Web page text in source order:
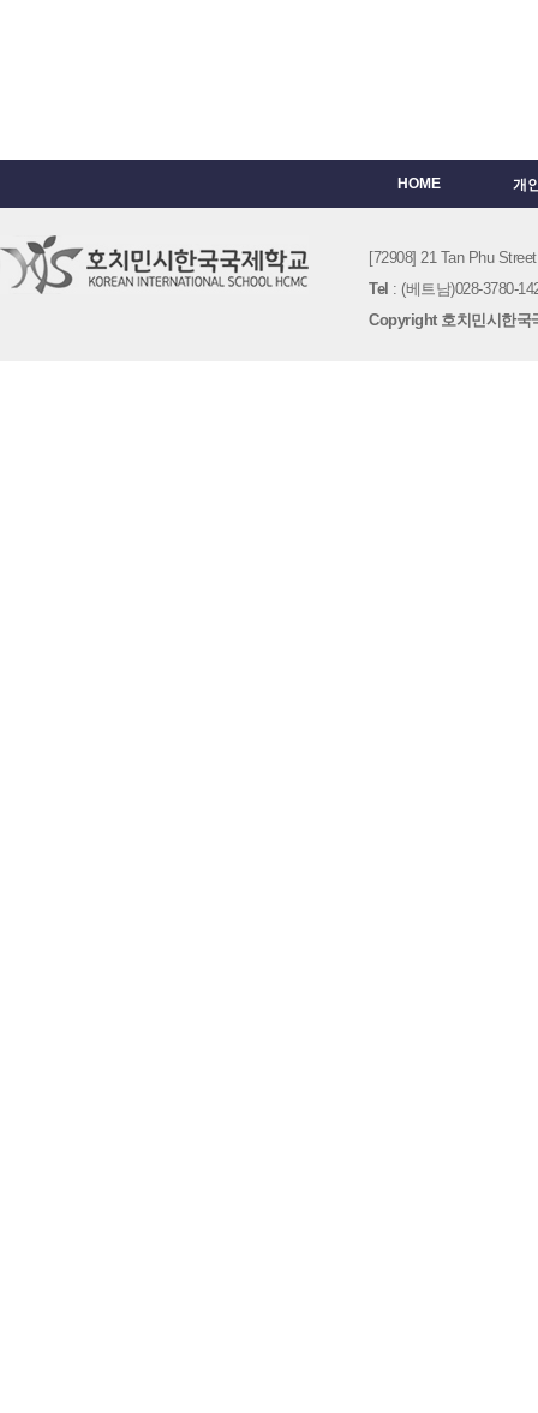
HOME 개
[72908] 21 Tan Phu
Tel : (베트남)028-3780-
Copyright 호치민시한국